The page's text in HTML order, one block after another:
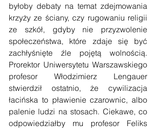
byłoby debaty na temat zdejmowania
krzyży ze ściany, czy rugowaniu religii
ze szkół, gdyby nie przyzwolenie
społeczeństwa, które zdaje się być
zachłyśnięte źle pojętą wolnością.
Prorektor Uniwersytetu Warszawskiego
profesor Włodzimierz Lengauer
stwierdził ostatnio, że cywilizacja
łacińska to pławienie czarownic, albo
palenie ludzi na stosach. Ciekawe, co
odpowiedziałby mu profesor Feliks